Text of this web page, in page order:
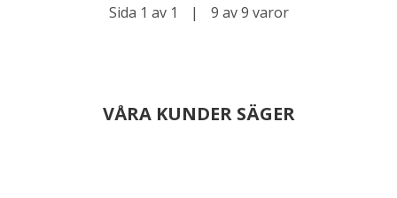
Sida 1 av 1 | 9 av 9 varor
VÅRA KUNDER SÄGER